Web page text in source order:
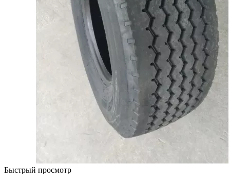
Быстрый просмотр